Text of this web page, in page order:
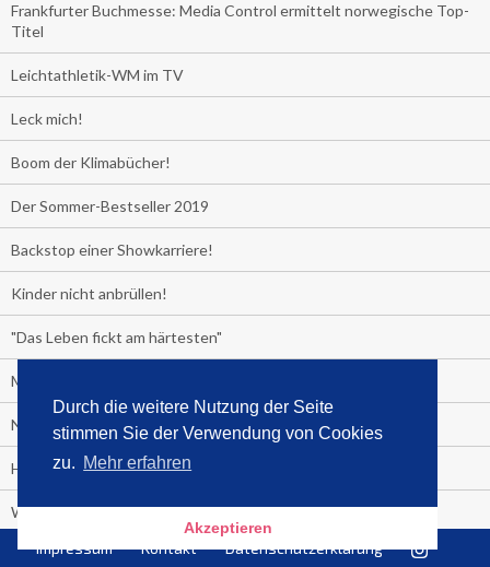
Durch die weitere Nutzung der Seite
stimmen Sie der Verwendung von Cookies
zu. Mehr erfahren
Akzeptieren
Frankfurter Buchmesse: Media Control ermittelt norwegische Top-
Titel
Leichtathletik-WM im TV
Leck mich!
Boom der Klimabücher!
Der Sommer-Bestseller 2019
Backstop einer Showkarriere!
Kinder nicht anbrüllen!
"Das Leben fickt am härtesten"
Media Control exklusiv:
Negativzins
Heute ist Tag des Malbuchs
Welches Auto fahren Sie?
Media Control ermittelt: Das ist der Sommerhit 2019
Impressum Kontakt Datenschutzerklärung